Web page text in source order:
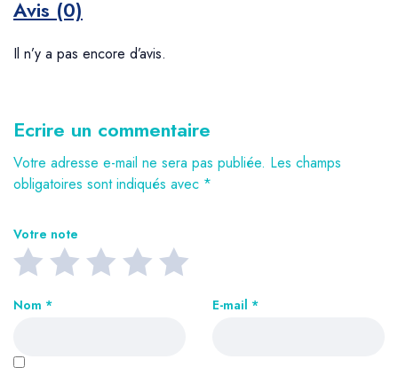
Avis (0)
Il n’y a pas encore d’avis.
Ecrire un commentaire
Votre adresse e-mail ne sera pas publiée. Les champs
obligatoires sont indiqués avec *
Votre note
Nom * E-mail *